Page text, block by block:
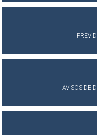
AVISOS DE